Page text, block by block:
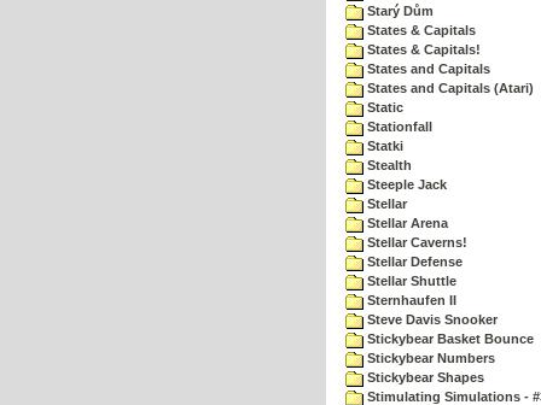
Starý Dům
States & Capitals
States & Capitals!
States and Capitals
States and Capitals (Atari)
Static
Stationfall
Statki
Stealth
Steeple Jack
Stellar
Stellar Arena
Stellar Caverns!
Stellar Defense
Stellar Shuttle
Sternhaufen II
Steve Davis Snooker
Stickybear Basket Bounce
Stickybear Numbers
Stickybear Shapes
Stimulating Simulations -